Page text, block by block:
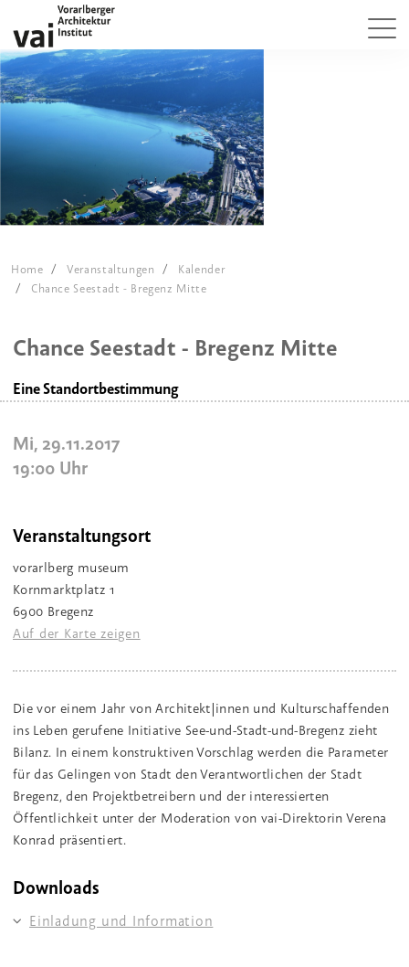
Home Veranstaltungen
Kalender
Chance Seestadt - Bregenz Mitte
Chance Seestadt - Bregenz Mitte
Eine Standortbestimmung
Mi, 29.11.2017
19:00 Uhr
Veranstaltungsort
vorarlberg museum
Kornmarktplatz 1
6900 Bregenz
Auf der Karte zeigen
Die vor einem Jahr von Architekt|innen und Kulturschaffenden
ins Leben gerufene Initiative See-und-Stadt-und-Bregenz zieht
Bilanz. In einem konstruktiven Vorschlag werden die Parameter
für das Gelingen von Stadt den Verantwortlichen der Stadt
Bregenz, den Projektbetreibern und der interessierten
Öffentlichkeit unter der Moderation von vai-Direktorin Verena
Konrad präsentiert.
Downloads
Einladung und Information